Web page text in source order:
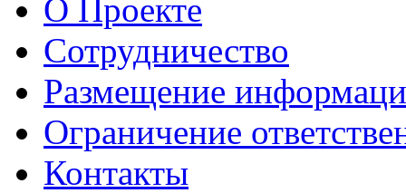
О Проекте
Сотрудничество
Размещение
Ограничение
Контакты